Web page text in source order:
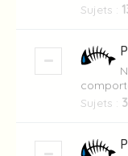
Sujets :
Sujets :